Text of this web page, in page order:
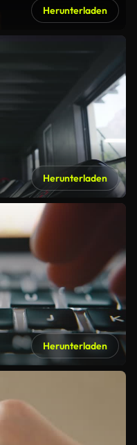
Herunterladen
Herunterladen
Herunterladen